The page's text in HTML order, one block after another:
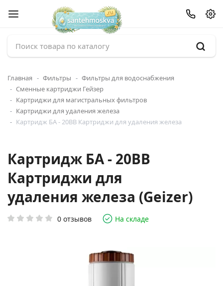
Главная Фильтры
Фильтры для водоснабжения
Сменные картриджи Гейзер
Картриджи для магистральных фильтров
Картриджи для удаления железа
Картридж БА - 20BB Картриджи для удаления железа
Картридж БА - 20BB
Картриджи для
удаления железа (Geizer)
0 отзывов На складе